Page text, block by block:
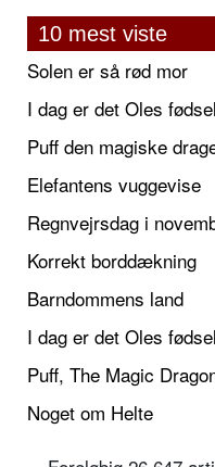
10 mest viste
Solen er så rød mor
I dag er det Oles
Puff den magiske
Elefantens vuggevise
Regnvejrsdag i
Korrekt borddækning
Barndommens land
I dag er det Oles
Puff, The Magic
Noget om Helte